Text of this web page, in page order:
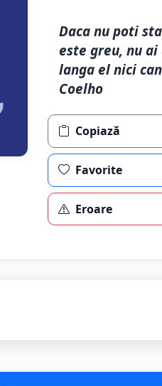
Daca nu poti
este greu, nu
langa el nici
Coelho
Copiază
Favorite
Eroare